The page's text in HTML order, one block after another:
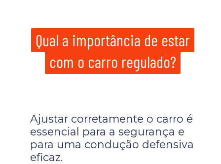
Ajustar corretamente o carro é
essencial para a segurança e
para uma condução defensiva
eficaz.
Qual a importância de estar
com o carro regulado?
Qual a importância de estar
com o carro regulado?